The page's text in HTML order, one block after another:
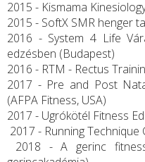
2015 - Kismama
2015 - SoftX SMR henger
2016 - System 4 Life
edzésben (Budapest)
2016 - RTM - Rectus
2017 - Pre and Post
(AFPA Fitness, USA)
2017 - Ugrókötél Fitness
2017 - Running
2018 - A gerinc